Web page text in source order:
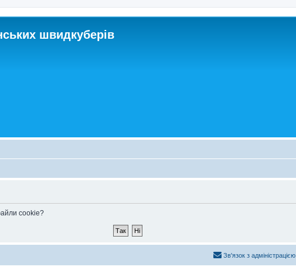
швидкуберів
cookie?
Зв'язок з адміністрацією